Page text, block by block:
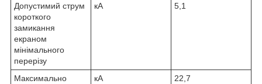
Допустимий струм
короткого
замикання
екраном
мінімального
перерізу
кА 5,1
Максимально
кА 22,7